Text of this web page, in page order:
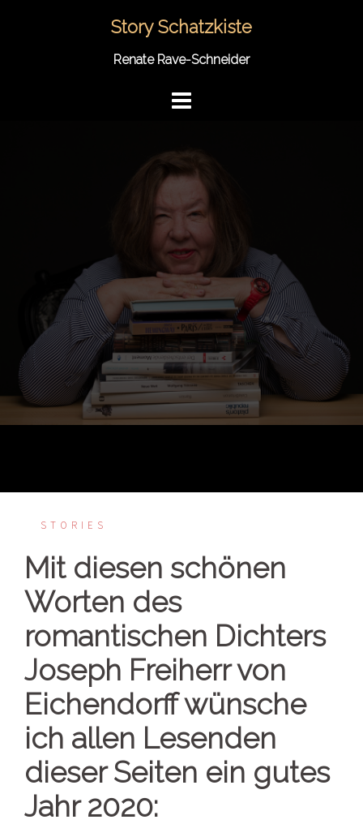
Story Schatzkiste
Renate Rave-Schneider
STORIES
Mit diesen schönen
Worten des
romantischen Dichters
Joseph Freiherr von
Eichendorff wünsche
ich allen Lesenden
dieser Seiten ein gutes
Jahr 2020: